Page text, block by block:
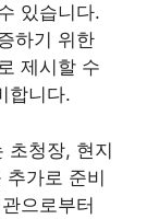
있습니다.
하기 위한
제시할 수
합니다.
초청장, 현지
추가로 준비
으로부터